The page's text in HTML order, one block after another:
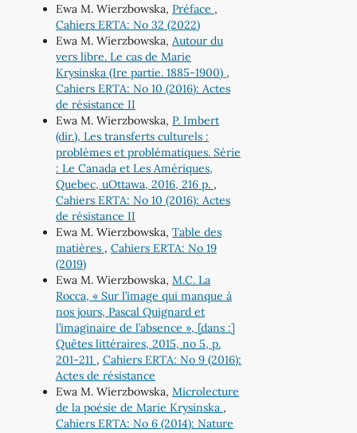
Ewa M. Wierzbowska, Préface ,
Cahiers ERTA: No 32 (2022)
Ewa M. Wierzbowska, Autour du
vers libre. Le cas de Marie
Krysinska (Ire partie. 1885-1900) ,
Cahiers ERTA: No 10 (2016): Actes
de résistance II
Ewa M. Wierzbowska, P. Imbert
(dir.), Les transferts culturels :
problèmes et problématiques. Série
: Le Canada et Les Amériques,
Quebec, uOttawa, 2016, 216 p. ,
Cahiers ERTA: No 10 (2016): Actes
de résistance II
Ewa M. Wierzbowska, Table des
matières , Cahiers ERTA: No 19
(2019)
Ewa M. Wierzbowska, M.C. La
Rocca, « Sur l’image qui manque à
nos jours, Pascal Quignard et
l’imaginaire de l’absence », [dans :]
Quêtes littéraires, 2015, no 5, p.
201-211 , Cahiers ERTA: No 9 (2016):
Actes de résistance
Ewa M. Wierzbowska, Microlecture
de la poésie de Marie Krysinska ,
Cahiers ERTA: No 6 (2014): Nature